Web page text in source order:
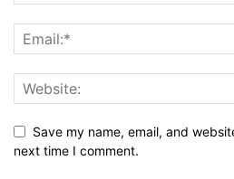
Save my name, email, and
next time I comment.